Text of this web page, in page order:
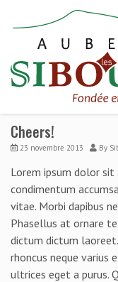
Cheers!
23 novembre 2013 By
Lorem ipsum dolor
condimentum
vitae. Morbi dapibus
Phasellus at ornare
dictum dictum
rhoncus neque varius
ultrices eget a purus.